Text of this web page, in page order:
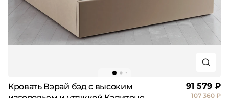
Кровать Вэрай бэд с высоким
91 579 ₽
107 360 ₽